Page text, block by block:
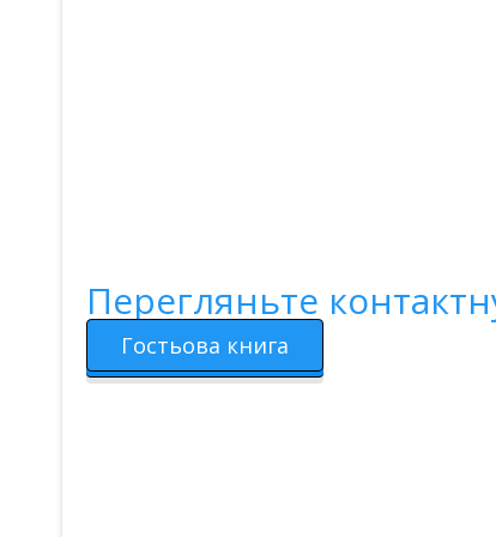
Перегляньте
Гостьова книга